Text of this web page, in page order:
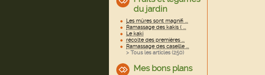
du jardin
Les mûres sont magnifi ...
Ramassage des kakis ( ...
Le kaki
récolte des premières ...
Ramassage des caseille ...
> Tous les articles (250)
Mes bons plans